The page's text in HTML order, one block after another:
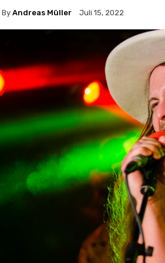
By Andreas Müller Juli 15, 2022